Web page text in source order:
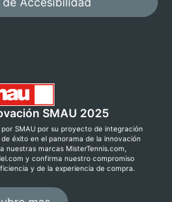
SMAU 2025
SMAU por su proyecto de integración
éxito en el panorama de la innovación
nuestras marcas MisterTennis.com,
y confirma nuestro compromiso
y de la experiencia de compra.